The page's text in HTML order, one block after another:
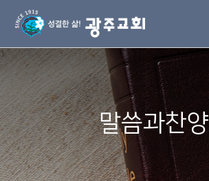
1
말씀과찬양